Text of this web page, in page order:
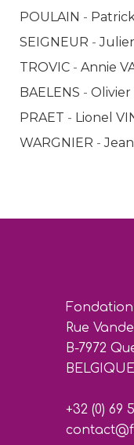
POULAIN -
SEIGNEUR -
TROVIC - Annie
BAELENS - Olivier
PRAET - Lionel
WARGNIER -
Rue
B-7972
BELGIQUE
+32 (0) 69